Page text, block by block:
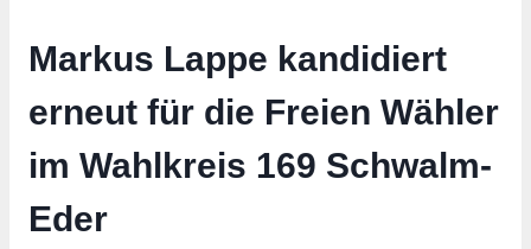
Markus Lappe kandidiert
erneut für die Freien Wähler
im Wahlkreis 169 Schwalm-
Eder